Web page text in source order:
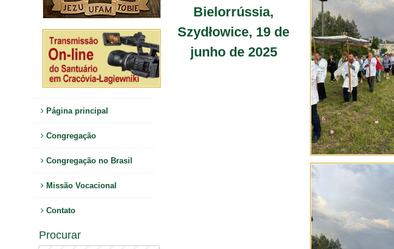
Página principal
Congregação
Congregação no Brasil
Missão Vocacional
Contato
Procurar
Bielorrússia,
Szydłowice, 19 de
junho de 2025